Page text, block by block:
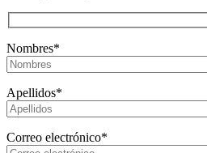
Nombres*
Apellidos*
Correo electrónico*